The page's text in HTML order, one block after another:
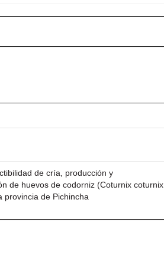
de cría, producción y
de huevos de codorniz (Coturnix coturnix
provincia de Pichincha